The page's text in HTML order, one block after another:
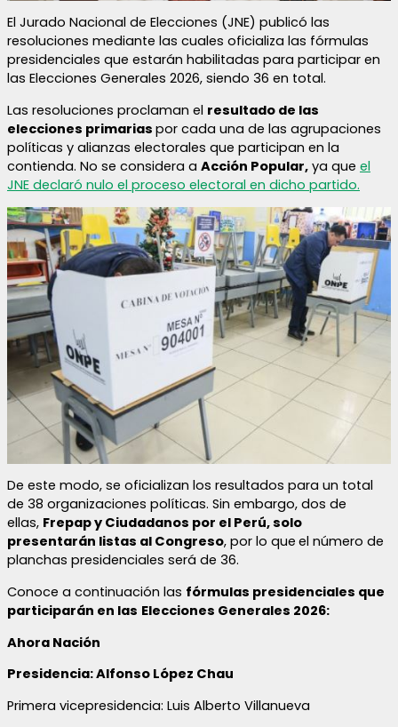
El Jurado Nacional de Elecciones (JNE) publicó las
resoluciones mediante las cuales oficializa las fórmulas
presidenciales que estarán habilitadas para participar en
las Elecciones Generales 2026, siendo 36 en total.
Las resoluciones proclaman el resultado de las
elecciones primarias por cada una de las agrupaciones
políticas y alianzas electorales que participan en la
contienda. No se considera a Acción Popular, ya que el
JNE declaró nulo el proceso electoral en dicho partido.
De este modo, se oficializan los resultados para un total
de 38 organizaciones políticas. Sin embargo, dos de
ellas, Frepap y Ciudadanos por el Perú, solo
presentarán listas al Congreso, por lo que el número de
planchas presidenciales será de 36.
Conoce a continuación las fórmulas presidenciales que
participarán en las Elecciones Generales 2026:
Ahora Nación
Presidencia: Alfonso López Chau
Primera vicepresidencia: Luis Alberto Villanueva